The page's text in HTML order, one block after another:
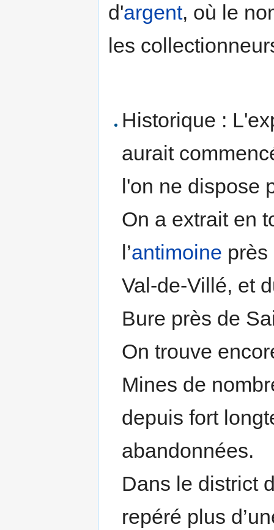
d'argent, où le
les
Historique :
aurait
l'on ne dispose
On a extrait en
l’antimoine
Val-de-Villé, et
Bure près de
On trouve
Mines de
depuis fort
abandonnées.
Dans le district
repéré plus